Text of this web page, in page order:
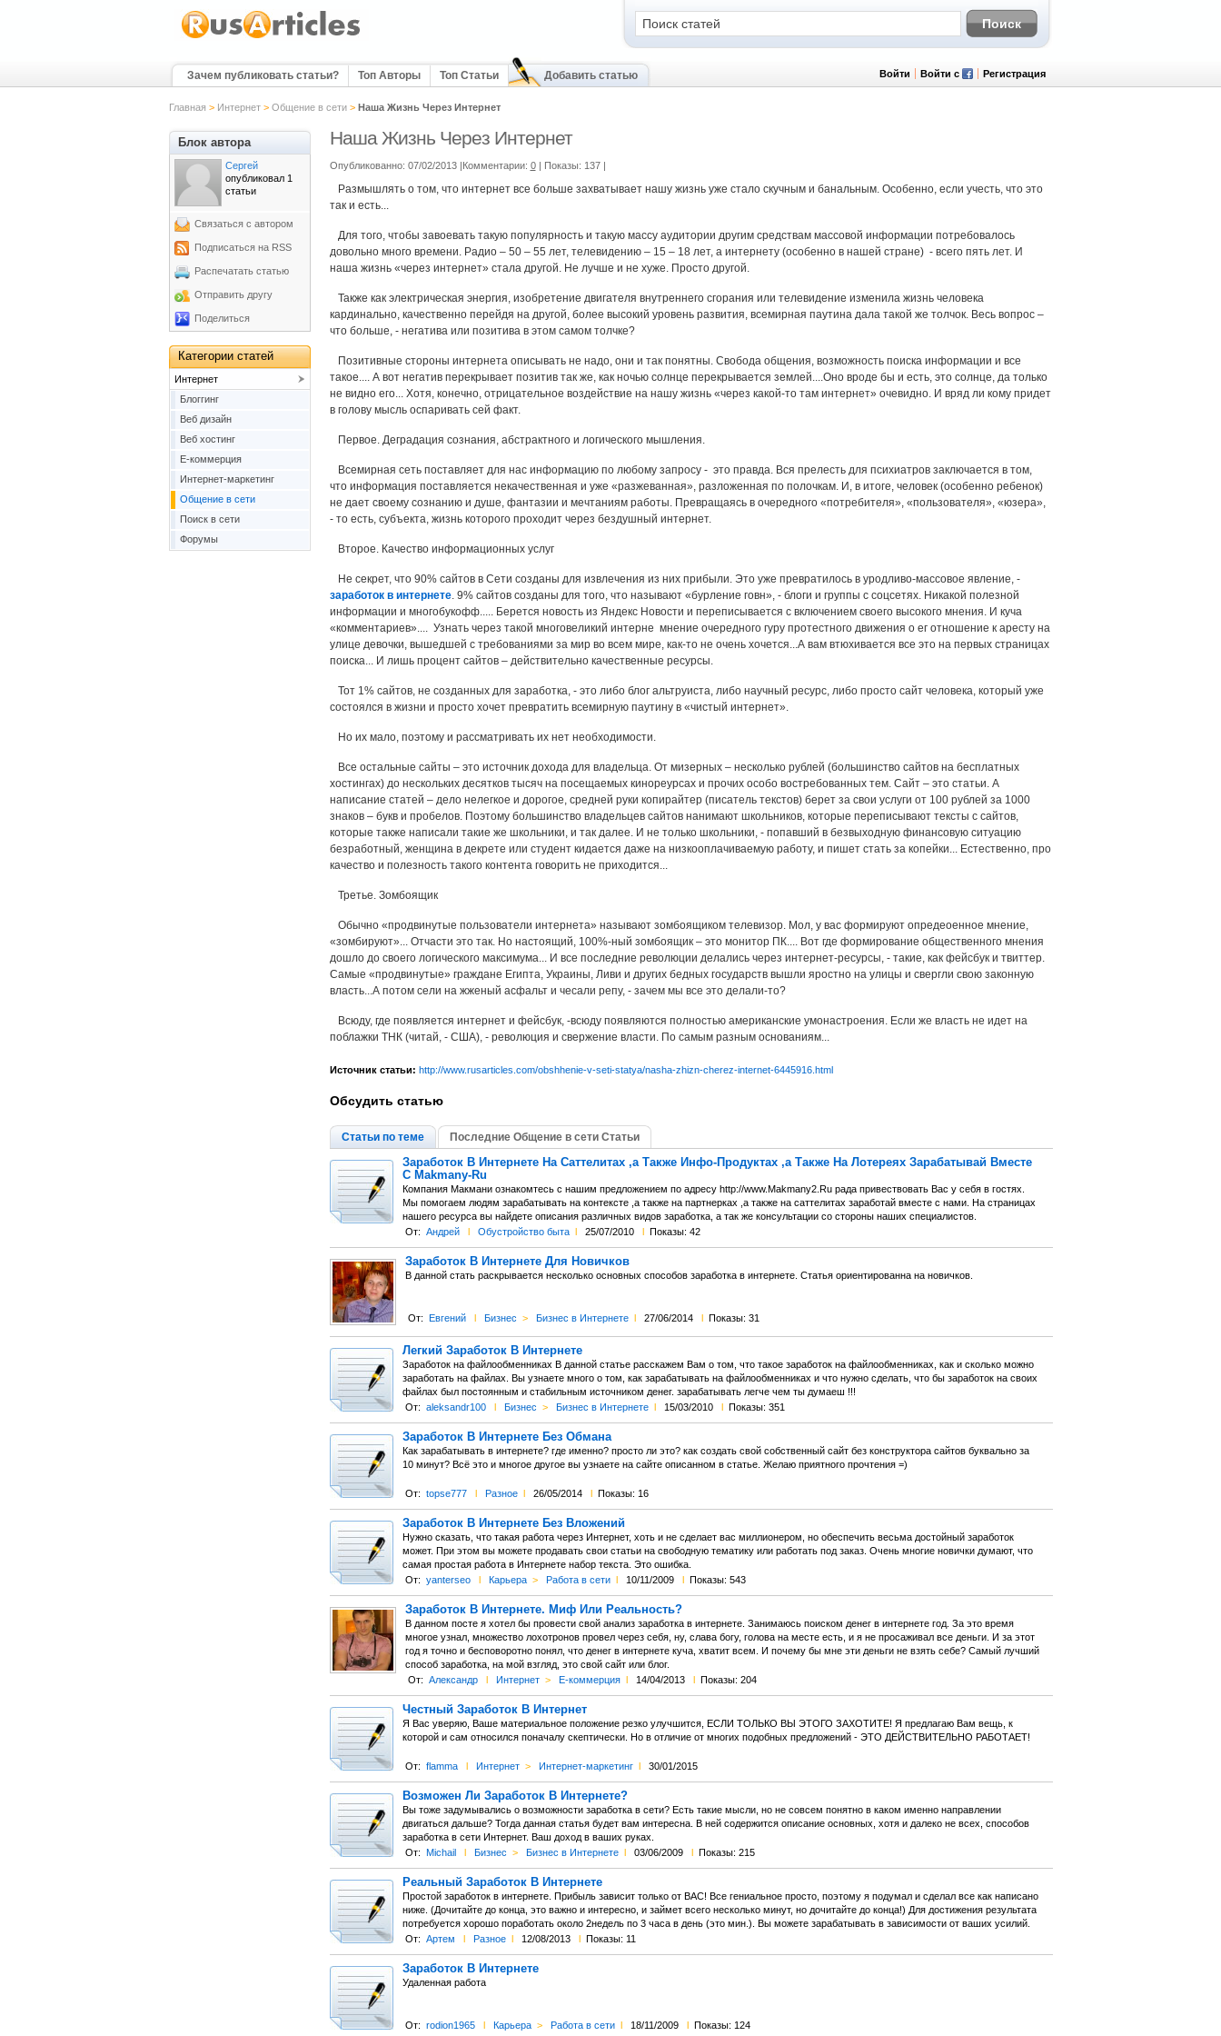
Зачем публиковать статьи? Топ Авторы Топ Статьи Добавить статью Войти Войти с Регистрация
Главная > Интернет> Общение в сети> Наша Жизнь Через Интернет
Наша Жизнь Через Интернет
Опубликованно: 07/02/2013 |Комментарии: 0 | Показы: 137 |
Размышлять о том, что интернет все больше захватывает нашу жизнь уже стало скучным и банальным. Особенно, если учесть, что это
так и есть...
Для того, чтобы завоевать такую популярность и такую массу аудитории другим средствам массовой информации потребовалось
довольно много времени. Радио – 50 – 55 лет, телевидению – 15 – 18 лет, а интернету (особенно в нашей стране) - всего пять лет. И
наша жизнь «через интернет» стала другой. Не лучше и не хуже. Просто другой.
Также как электрическая энергия, изобретение двигателя внутреннего сгорания или телевидение изменила жизнь человека
кардинально, качественно перейдя на другой, более высокий уровень развития, всемирная паутина дала такой же толчок. Весь вопрос –
что больше, - негатива или позитива в этом самом толчке?
Позитивные стороны интернета описывать не надо, они и так понятны. Свобода общения, возможность поиска информации и все
такое.... А вот негатив перекрывает позитив так же, как ночью солнце перекрывается землей....Оно вроде бы и есть, это солнце, да только
не видно его... Хотя, конечно, отрицательное воздействие на нашу жизнь «через какой-то там интернет» очевидно. И вряд ли кому придет
в голову мысль оспаривать сей факт.
Первое. Деградация сознания, абстрактного и логического мышления.
Всемирная сеть поставляет для нас информацию по любому запросу - это правда. Вся прелесть для психиатров заключается в том,
что информация поставляется некачественная и уже «разжеванная», разложенная по полочкам. И, в итоге, человек (особенно ребенок)
не дает своему сознанию и душе, фантазии и мечтаниям работы. Превращаясь в очередного «потребителя», «пользователя», «юзера»,
- то есть, субъекта, жизнь которого проходит через бездушный интернет.
Второе. Качество информационных услуг
Не секрет, что 90% сайтов в Сети созданы для извлечения из них прибыли. Это уже превратилось в уродливо-массовое явление, -
заработок в интернете. 9% сайтов созданы для того, что называют «бурление говн», - блоги и группы с соцсетях. Никакой полезной
информации и многобукофф..... Берется новость из Яндекс Новости и переписывается с включением своего высокого мнения. И куча
«комментариев».... Узнать через такой многовеликий интерне мнение очередного гуру протестного движения о ег отношение к аресту на
улице девочки, вышедшей с требованиями за мир во всем мире, как-то не очень хочется...А вам втюхивается все это на первых страницах
поиска... И лишь процент сайтов – действительно качественные ресурсы.
Тот 1% сайтов, не созданных для заработка, - это либо блог альтруиста, либо научный ресурс, либо просто сайт человека, который уже
состоялся в жизни и просто хочет превратить всемирную паутину в «чистый интернет».
Но их мало, поэтому и рассматривать их нет необходимости.
Все остальные сайты – это источник дохода для владельца. От мизерных – несколько рублей (большинство сайтов на бесплатных
хостингах) до нескольких десятков тысяч на посещаемых кинореурсах и прочих особо востребованных тем. Сайт – это статьи. А
написание статей – дело нелегкое и дорогое, средней руки копирайтер (писатель текстов) берет за свои услуги от 100 рублей за 1000
знаков – букв и пробелов. Поэтому большинство владельцев сайтов нанимают школьников, которые переписывают тексты с сайтов,
которые также написали такие же школьники, и так далее. И не только школьники, - попавший в безвыходную финансовую ситуацию
безработный, женщина в декрете или студент кидается даже на низкооплачиваемую работу, и пишет стать за копейки... Естественно, про
качество и полезность такого контента говорить не приходится...
Третье. Зомбоящик
Обычно «продвинутые пользователи интернета» называют зомбоящиком телевизор. Мол, у вас формируют опредеоенное мнение,
«зомбируют»... Отчасти это так. Но настоящий, 100%-ный зомбоящик – это монитор ПК.... Вот где формирование общественного мнения
дошло до своего логического максимума... И все последние революции делались через интернет-ресурсы, - такие, как фейсбук и твиттер.
Самые «продвинутые» граждане Египта, Украины, Ливи и других бедных государств вышли яростно на улицы и свергли свою законную
власть...А потом сели на жженый асфальт и чесали репу, - зачем мы все это делали-то?
Всюду, где появляется интернет и фейсбук, -всюду появляются полностью американские умонастроения. Если же власть не идет на
поблажки ТНК (читай, - США), - революция и свержение власти. По самым разным основаниям...
Источник статьи: http://www.rusarticles.com/obshhenie-v-seti-statya/nasha-zhizn-cherez-internet-6445916.html
Обсудить статью
Статьи по теме Последние Общение в сети Статьи
Заработок В Интернете На Саттелитах ,а Также Инфо-Продуктах ,а Также На Лотереях Зарабатывай Вместе
С Makmany-Ru
Компания Макмани ознакомтесь с нашим предложением по адресу http://www.Makmany2.Ru рада привествовать Вас у себя в гостях.
Мы помогаем людям зарабатывать на контексте ,а также на партнерках ,а также на саттелитах заработай вместе с нами. На страницах
нашего ресурса вы найдете описания различных видов заработка, а так же консультации со стороны наших специалистов.
От: Андрей l Обустройство быта l 25/07/2010 l Показы: 42
Заработок В Интернете Для Новичков
В данной стать раскрывается несколько основных способов заработка в интернете. Статья ориентированна на новичков.
От: Евгений l Бизнес > Бизнес в Интернете l 27/06/2014 l Показы: 31
Легкий Заработок В Интернете
Заработок на файлообменниках В данной статье расскажем Вам о том, что такое заработок на файлообменниках, как и сколько можно
заработать на файлах. Вы узнаете много о том, как зарабатывать на файлообменниках и что нужно сделать, что бы заработок на своих
файлах был постоянным и стабильным источником денег. зарабатывать легче чем ты думаеш !!!
От: aleksandr100 l Бизнес > Бизнес в Интернете l 15/03/2010 l Показы: 351
Заработок В Интернете Без Обмана
Как зарабатывать в интернете? где именно? просто ли это? как создать свой собственный сайт без конструктора сайтов буквально за
10 минут? Всё это и многое другое вы узнаете на сайте описанном в статье. Желаю приятного прочтения =)
От: topse777 l Разное l 26/05/2014 l Показы: 16
Заработок В Интернете Без Вложений
Нужно сказать, что такая работа через Интернет, хоть и не сделает вас миллионером, но обеспечить весьма достойный заработок
может. При этом вы можете продавать свои статьи на свободную тематику или работать под заказ. Очень многие новички думают, что
самая простая работа в Интернете набор текста. Это ошибка.
От: yanterseo l Карьера > Работа в сети l 10/11/2009 l Показы: 543
Заработок В Интернете. Миф Или Реальность?
В данном посте я хотел бы провести свой анализ заработка в интернете. Занимаюсь поиском денег в интернете год. За это время
многое узнал, множество лохотронов провел через себя, ну, слава богу, голова на месте есть, и я не просаживал все деньги. И за этот
год я точно и бесповоротно понял, что денег в интернете куча, хватит всем. И почему бы мне эти деньги не взять себе? Самый лучший
способ заработка, на мой взгляд, это свой сайт или блог.
От: Александр l Интернет > Е-коммерция l 14/04/2013 l Показы: 204
Честный Заработок В Интернет
Я Вас уверяю, Ваше материальное положение резко улучшится, ЕСЛИ ТОЛЬКО ВЫ ЭТОГО ЗАХОТИТЕ! Я предлагаю Вам вещь, к
которой и сам относился поначалу скептически. Но в отличие от многих подобных предложений - ЭТО ДЕЙСТВИТЕЛЬНО РАБОТАЕТ!
От: flamma l Интернет > Интернет-маркетинг l 30/01/2015
Возможен Ли Заработок В Интернете?
Вы тоже задумывались о возможности заработка в сети? Есть такие мысли, но не совсем понятно в каком именно направлении
двигаться дальше? Тогда данная статья будет вам интересна. В ней содержится описание основных, хотя и далеко не всех, способов
заработка в сети Интернет. Ваш доход в ваших руках.
От: Michail l Бизнес > Бизнес в Интернете l 03/06/2009 l Показы: 215
Реальный Заработок В Интернете
Простой заработок в интернете. Прибыль зависит только от ВАС! Все гениальное просто, поэтому я подумал и сделал все как написано
ниже. (Дочитайте до конца, это важно и интересно, и займет всего несколько минут, но дочитайте до конца!) Для достижения результата
потребуется хорошо поработать около 2недель по 3 часа в день (это мин.). Вы можете зарабатывать в зависимости от ваших усилий.
От: Артем l Разное l 12/08/2013 l Показы: 11
Заработок В Интернете
Удаленная работа
От: rodion1965 l Карьера > Работа в сети l 18/11/2009 l Показы: 124
Блок автора
Сергей
опубликовал 1
статьи
Связаться с автором
Подписаться на RSS
Распечатать статью
Отправить другу
Поделиться
Категории статей
Интернет
Блоггинг
Веб дизайн
Веб хостинг
Е-коммерция
Интернет-маркетинг
Общение в сети
Поиск в сети
Форумы